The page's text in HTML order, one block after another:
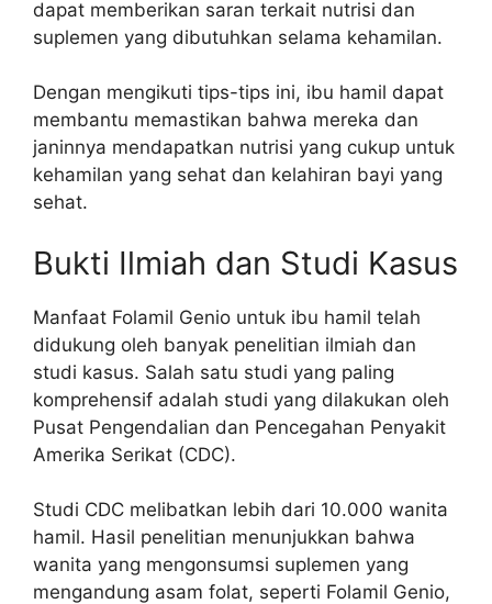
dapat memberikan saran terkait nutrisi dan
suplemen yang dibutuhkan selama kehamilan.
Dengan mengikuti tips-tips ini, ibu hamil dapat
membantu memastikan bahwa mereka dan
janinnya mendapatkan nutrisi yang cukup untuk
kehamilan yang sehat dan kelahiran bayi yang
sehat.
Bukti Ilmiah dan Studi Kasus
Manfaat Folamil Genio untuk ibu hamil telah
didukung oleh banyak penelitian ilmiah dan
studi kasus. Salah satu studi yang paling
komprehensif adalah studi yang dilakukan oleh
Pusat Pengendalian dan Pencegahan Penyakit
Amerika Serikat (CDC).
Studi CDC melibatkan lebih dari 10.000 wanita
hamil. Hasil penelitian menunjukkan bahwa
wanita yang mengonsumsi suplemen yang
mengandung asam folat, seperti Folamil Genio,